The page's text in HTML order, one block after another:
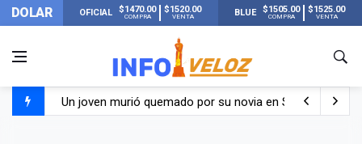
DOLAR OFICIAL $1470.00
COMPRA
$1520.00
VENTA BLUE $1505.00
COMPRA
$1525.00
VENTA
Un joven murió quemado por su novia en San Luis: